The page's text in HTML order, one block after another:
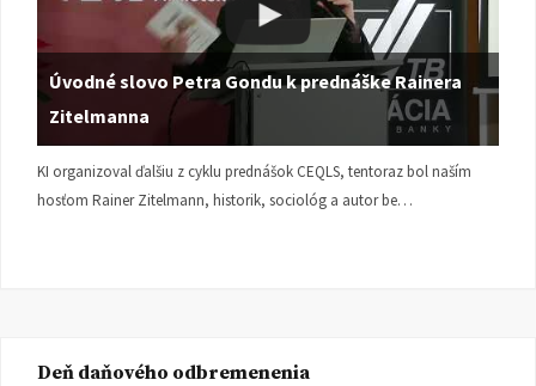
Úvodné slovo Petra Gondu k prednáške Rainera
Zitelmanna
KI organizoval ďalšiu z cyklu prednášok CEQLS, tentoraz bol naším
hosťom Rainer Zitelmann, historik, sociológ a autor be…
Deň daňového odbremenenia